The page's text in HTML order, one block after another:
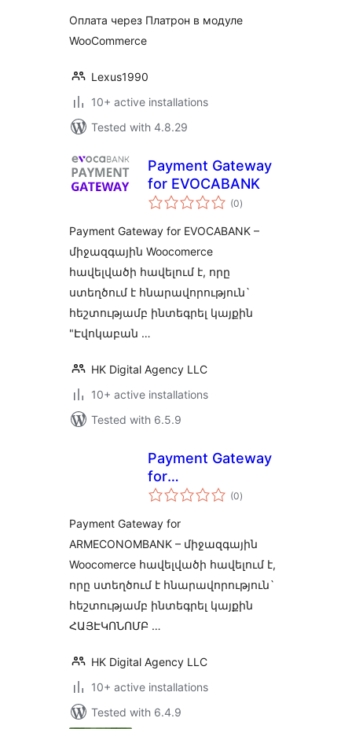
Оплата через Платрон в модуле
WooCommerce
Lexus1990
10+ active installations
Tested with 4.8.29
Payment Gateway
for EVOCABANK
(0total
ratings
)
Payment Gateway for EVOCABANK –
միջազգային Woocomerce
հավելվածի հավելում է, որը
ստեղծում է հնարավորություն`
հեշտությամբ ինտեգրել կայքին
"Էվոկաբան …
HK Digital Agency LLC
10+ active installations
Tested with 6.5.9
Payment Gateway
for
ARMECONOMBANK
(0total
ratings
)
Payment Gateway for
ARMECONOMBANK – միջազգային
Woocomerce հավելվածի հավելում է,
որը ստեղծում է հնարավորություն`
հեշտությամբ ինտեգրել կայքին
ՀԱՅԷԿՈՆՈՄԲ …
HK Digital Agency LLC
10+ active installations
Tested with 6.4.9